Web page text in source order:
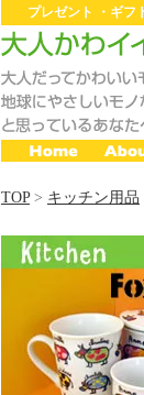
プレゼント ・ギフ
TOP> キッチン用品